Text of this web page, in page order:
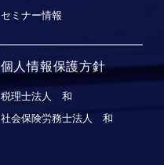
セミナー情報
個人情報保護方針
税理士法人 和
社会保険労務士法人 和